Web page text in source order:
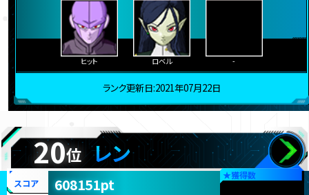
ヒット ロベル -
ランク更新日:2021年07月22日
20位 レン
★獲得数
スコア 608151pt